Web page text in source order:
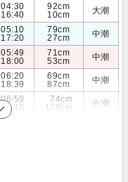
04:30
16:40
92cm
10cm
大潮
05:10
17:20
79cm
27cm
中潮
05:49
18:00
71cm
53cm
中潮
06:20
18:39
69cm
87cm
中潮
06:59
19:10
74cm
126cm
中潮